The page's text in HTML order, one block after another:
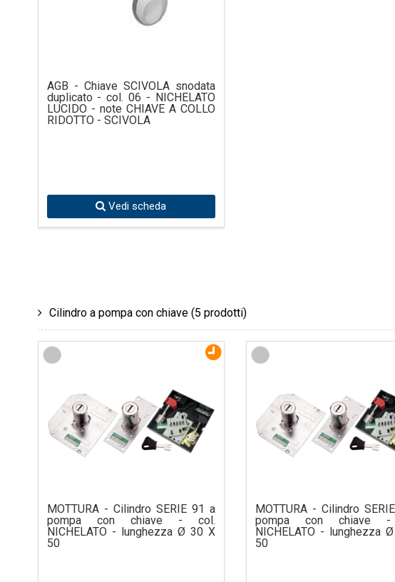
AGB - Chiave SCIVOLA snodata
duplicato - col. 06 - NICHELATO
LUCIDO - note CHIAVE A COLLO
RIDOTTO - SCIVOLA
Vedi scheda
Cilindro a pompa con chiave(5 prodotti)
MOTTURA - Cilindro SERIE 91 a
pompa con chiave - col.
NICHELATO - lunghezza Ø 30 X
50
MOTTURA - Cilindro
pompa con chiave
NICHELATO - lunghezza
50